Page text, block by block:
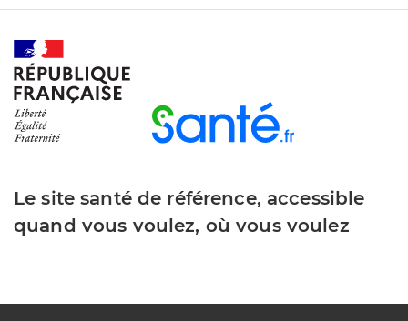
Le site santé de référence, accessible
quand vous voulez, où vous voulez